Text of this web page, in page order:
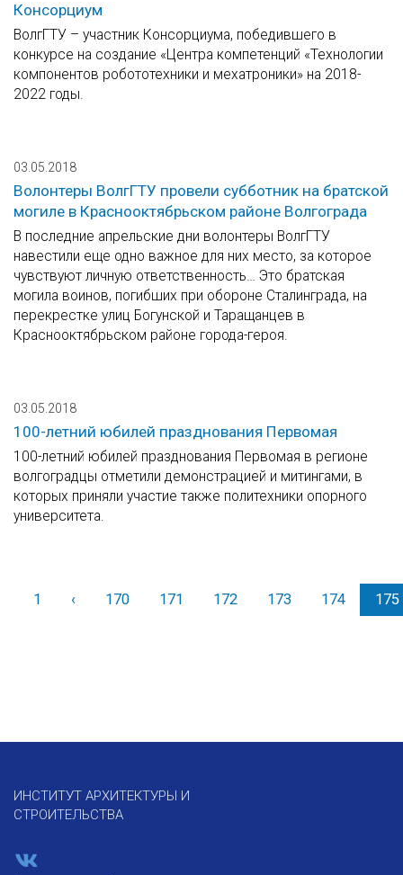
Консорциум
ВолгГТУ – участник Консорциума, победившего в
конкурсе на создание «Центра компетенций «Технологии
компонентов робототехники и мехатроники» на 2018-
2022 годы.
03.05.2018
Волонтеры ВолгГТУ провели субботник на братской
могиле в Краснооктябрьском районе Волгограда
В последние апрельские дни волонтеры ВолгГТУ
навестили еще одно важное для них место, за которое
чувствуют личную ответственность… Это братская
могила воинов, погибших при обороне Сталинграда, на
перекрестке улиц Богунской и Таращанцев в
Краснооктябрьском районе города-героя.
03.05.2018
100-летний юбилей празднования Первомая
100-летний юбилей празднования Первомая в регионе
волгоградцы отметили демонстрацией и митингами, в
которых приняли участие также политехники опорного
университета.
1 ‹Назад170 171 172 173 174 175
ИНСТИТУТ АРХИТЕКТУРЫ И
СТРОИТЕЛЬСТВА